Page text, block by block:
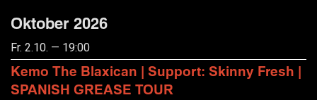
Oktober 2026
Fr. 2.10. — 19:00
Kemo The Blaxican | Support: Skinny Fresh |
SPANISH GREASE TOUR